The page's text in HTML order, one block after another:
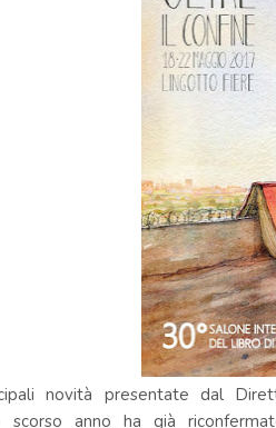
novità presentate dal
scorso anno ha già